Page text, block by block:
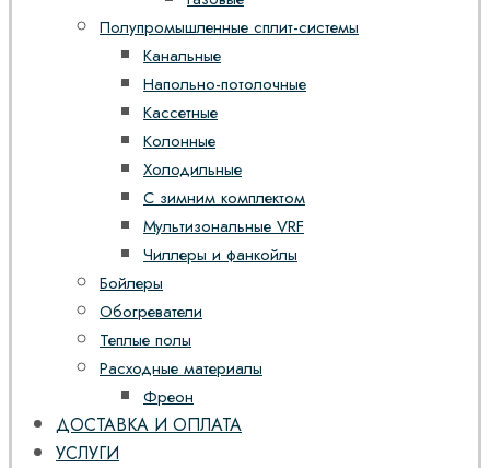
Полупромышленные сплит-системы
Канальные
Напольно-потолочные
Кассетные
Колонные
Холодильные
С зимним комплектом
Мультизональные VRF
Чиллеры и фанкойлы
Бойлеры
Обогреватели
Теплые полы
Расходные материалы
Фреон
ДОСТАВКА И ОПЛАТА
УСЛУГИ